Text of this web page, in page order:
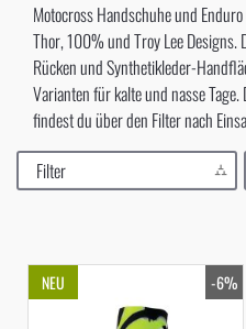
Motocross Handschuhe und
Thor, 100% und Troy Lee Designs.
Rücken und Synthetikleder-
Varianten für kalte und nasse
findest du über den Filter nach
Filter
NEU -6%